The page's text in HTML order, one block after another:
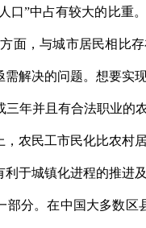
”中占有较大的比重
面，与城市居民相比
解决的问题。想要实
年并且有合法职业的
农民工市民化比农村
于城镇化进程的推进
分。在中国大多数区